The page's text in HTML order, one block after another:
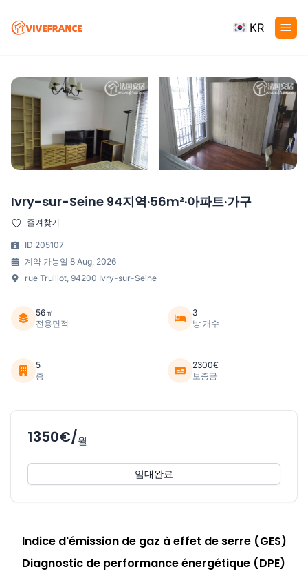
KR
Ivry-sur-Seine 94지역·56m²·아파트·가구
즐겨찾기
ID 205107
계약 가능일 8 Aug, 2026
rue Truillot, 94200 Ivry-sur-Seine
56㎡
전용면적
3
방 개수
5
층
2300€
보증금
1350€/월
임대완료
Indice d'émission de gaz à effet de serre (GES)
Diagnostic de performance énergétique (DPE)